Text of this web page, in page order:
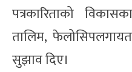
पत्रकारिताको
तालिम,
सुझाव दिए।